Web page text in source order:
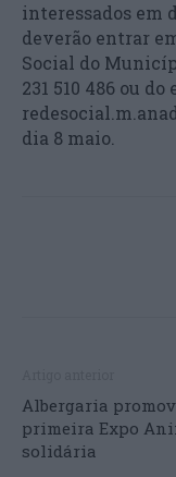
interessados em
deverão entrar
Social do
231 510 486 ou do
dia 8 maio.
Albergaria
primeira Expo
solidária